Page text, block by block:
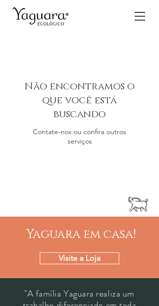
Não encontramos o
que você está
buscando
Contate-nos ou confira outros
serviços
Yaguara em casa!
Visite a Loja
"A família Yaguara realiza um